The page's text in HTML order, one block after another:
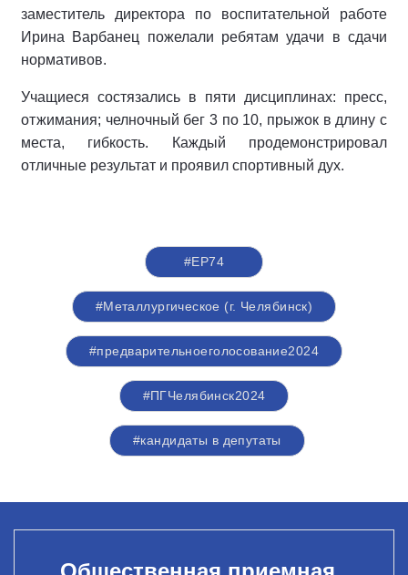
заместитель директора по воспитательной работе
Ирина Варбанец пожелали ребятам удачи в сдачи
нормативов.
Учащиеся состязались в пяти дисциплинах: пресс,
отжимания; челночный бег 3 по 10, прыжок в длину с
места, гибкость. Каждый продемонстрировал
отличные результат и проявил спортивный дух.
#ЕР74
#Металлургическое (г. Челябинск)
#предварительноеголосование2024
#ПГЧелябинск2024
#кандидаты в депутаты